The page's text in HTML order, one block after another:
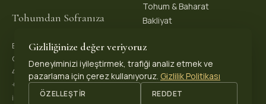
Tohumdan Sofranıza
Biopeks Organik Ürünler
OSB. Reis Mh, 4. Sk 30/1,
42570 Akşehir / Konya, Türkiye
+90 531 625 70 04·
info@biopeks.com
Tohum & Baharat
Bakliyat
Gizliliğinize değer veriyoruz
Deneyiminizi iyileştirmek, trafiği analiz etmek ve
pazarlama için çerez kullanıyoruz. Gizlilik Politikası
ÖZELLEŞTIR REDDET